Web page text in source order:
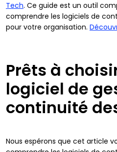
Tech. Ce guide est un outil
comprendre les logiciels de
pour votre organisation.
Prêts à
logiciel de
continuité
Nous espérons que cet article